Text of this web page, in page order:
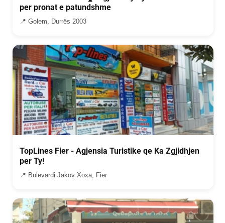
per pronat e patundshme
📍 Golem, Durrës 2003
TopLines Fier - Agjensia Turistike qe Ka Zgjidhjen
per Ty!
📍 Bulevardi Jakov Xoxa, Fier